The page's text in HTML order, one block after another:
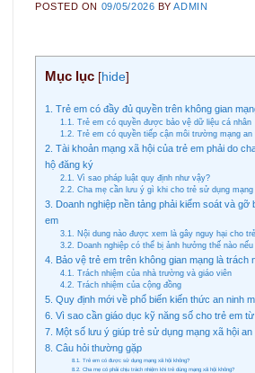
POSTED ON 09/05/2026 BYADMIN
Mục lục [hide]
1. Trẻ em có đầy đủ quyền trên không gian
1.1. Trẻ em có quyền được bảo vệ dữ liệu cá nhân
1.2. Trẻ em có quyền tiếp cận môi trường mạng an
2. Tài khoản mạng xã hội của trẻ em phải do
hộ đăng ký
2.1. Vì sao pháp luật quy định như vậy?
2.2. Cha mẹ cần lưu ý gì khi cho trẻ sử dụng mạng
3. Doanh nghiệp nền tảng phải kiểm soát và gỡ
em
3.1. Nội dung nào được xem là gây nguy hại cho
3.2. Doanh nghiệp có thể bị ảnh hưởng thế nào
4. Bảo vệ trẻ em trên không gian mạng là trách
4.1. Trách nhiệm của nhà trường và giáo viên
4.2. Trách nhiệm của cộng đồng
5. Quy định mới về phổ biến kiến thức an ninh
6. Vì sao cần giáo dục kỹ năng số cho trẻ em
7. Một số lưu ý giúp trẻ sử dụng mạng xã hội an
8. Câu hỏi thường gặp
8.1. Trẻ em có được sử dụng mạng xã hội không?
8.2. Cha mẹ có phải chịu trách nhiệm khi trẻ dùng mạng xã hội không?